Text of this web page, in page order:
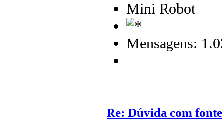
Mini Robot
Mensagens:
Re: Dúvida com